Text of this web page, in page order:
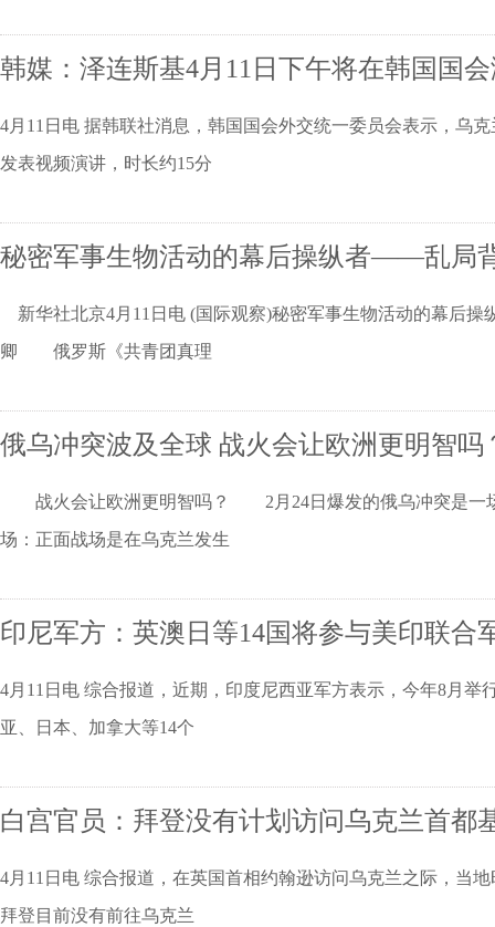
韩媒：泽连斯基4月11日下午将在韩国国
4月11日电 据韩联社消息，韩国国会外交统一委员会表示，乌
发表视频演讲，时长约15分
秘密军事生物活动的幕后操纵者——乱局
新华社北京4月11日电 (国际观察)秘密军事生物活动的幕
卿 俄罗斯《共青团真理
俄乌冲突波及全球 战火会让欧洲更明智吗
战火会让欧洲更明智吗？ 2月24日爆发的俄乌冲突是一场
场：正面战场是在乌克兰发生
印尼军方：英澳日等14国将参与美印联合
4月11日电 综合报道，近期，印度尼西亚军方表示，今年8月举
亚、日本、加拿大等14个
白宫官员：拜登没有计划访问乌克兰首都
4月11日电 综合报道，在英国首相约翰逊访问乌克兰之际，当
拜登目前没有前往乌克兰